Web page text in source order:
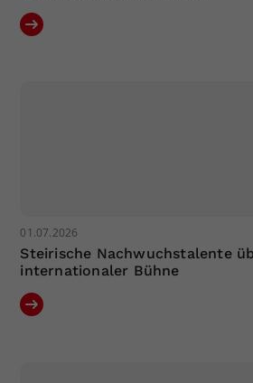
01.07.2026
Steirische Nachwuchstalente
internationaler Bühne